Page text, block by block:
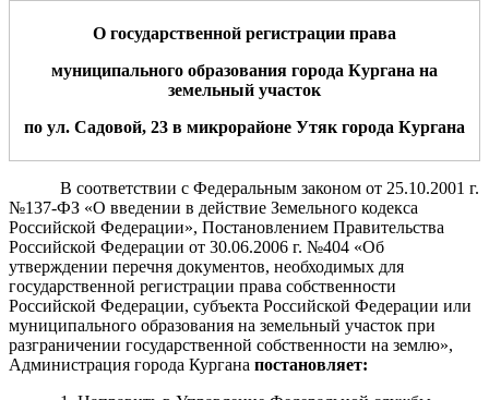
О государственной регистрации права
муниципального образования города Кургана на
земельный участок
по ул. Садовой, 23 в микрорайоне Утяк города Кургана
В соответствии с Федеральным законом от 25.10.2001 г.
№137-ФЗ «О введении в действие Земельного кодекса
Российской Федерации», Постановлением Правительства
Российской Федерации от 30.06.2006 г. №404 «Об
утверждении перечня документов, необходимых для
государственной регистрации права собственности
Российской Федерации, субъекта Российской Федерации или
муниципального образования на земельный участок при
разграничении государственной собственности на землю»,
Администрация города Кургана постановляет: